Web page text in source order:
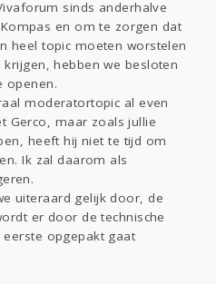
sinds anderhalve
en om te zorgen dat
heel topic moeten worstelen
hebben we besloten
openen.
moderatortopic al even
Gerco, maar zoals jullie
heeft hij niet te tijd om
Ik zal daarom als
uiteraard gelijk door, de
er door de technische
opgepakt gaat